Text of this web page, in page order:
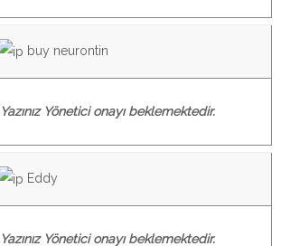
buy neurontin
Yazınız Yönetici onayı beklemektedir.
Eddy
Yazınız Yönetici onayı beklemektedir.